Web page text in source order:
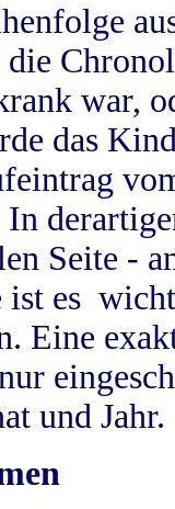
war,
das
Seite -
es
Eine
und Jahr.